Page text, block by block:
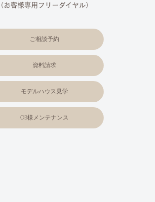
（お客様専用フリーダイヤル）
ご相談予約
資料請求
モデルハウス見学
OB様メンテナンス